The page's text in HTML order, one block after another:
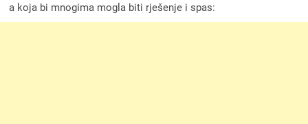
a koja bi mnogima mogla biti rješenje i spas: